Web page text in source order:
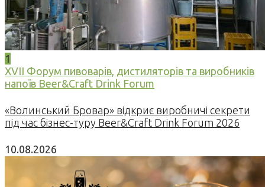
1
XVII Форум пивоварів, дистиляторів та виробників
напоїв Beer&Craft Drink Forum
«Волинський Бровар» відкриє виробничі секрети
під час бізнес-туру Beer&Craft Drink Forum 2026
10.08.2026